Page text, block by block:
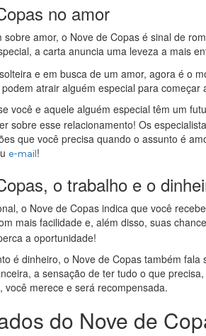
no amor
sobre amor, o Nove de Copas é sinal de
a carta anuncia uma leveza a mais
e em busca de um amor, agora é o
atrair alguém especial para começar
você e aquele alguém especial têm um
sobre esse relacionamento! Os
que você precisa quando o assunto é
e-mail!
o trabalho e o
o Nove de Copas indica que você
mais facilidade e, além disso, suas
a oportunidade!
é dinheiro, o Nove de Copas também
a sensação de ter tudo o que
você merece e será recompensada.
do Nove de